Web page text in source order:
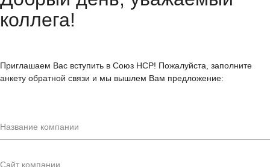
коллега!
Приглашаем Вас вступить в Союз НСР! Пожалуйста, заполните
анкету обратной связи и мы вышлем Вам предложение: